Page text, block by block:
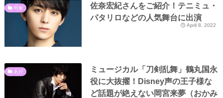
特集
佐奈宏紀さんをご紹介！テニミュ・
パタリロなどの人気舞台に出演
April 8, 2022
あ行
ミュージカル「刀剣乱舞」鶴丸国永
役に大抜擢！Disney声の王子様な
ど話題が絶えない岡宮来夢（おかみ